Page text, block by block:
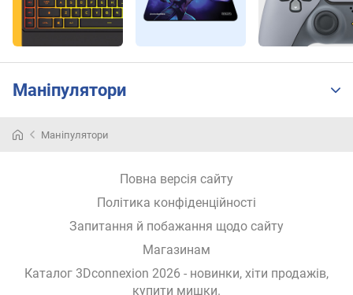
(
D
к
о
Маніпулятори
Маніпулятори
Повна версія сайту
Політика конфіденційності
Запитання й побажання щодо сайту
Магазинам
Каталог 3Dconnexion 2026 - новинки, хіти продажів,
купити мишки.